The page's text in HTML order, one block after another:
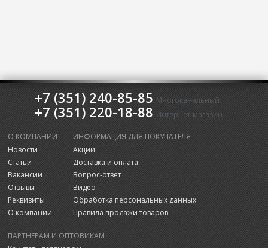
+7 (351) 240-85-85 Многоканальный
+7 (351) 220-18-88 Интернет-магазин
О КОМПАНИИ
Новости
Статьи
Вакансии
Отзывы
Реквизиты
О компании
ИНФОРМАЦИЯ ДЛЯ ПОКУПАТЕЛЯ
Акции
Доставка и оплата
Вопрос-ответ
Видео
Обработка персональных данных
Правила продажи товаров
ПАРТНЕРАМ И ОПТОВИКАМ